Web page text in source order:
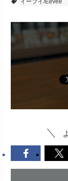
イーブイ/Eevee